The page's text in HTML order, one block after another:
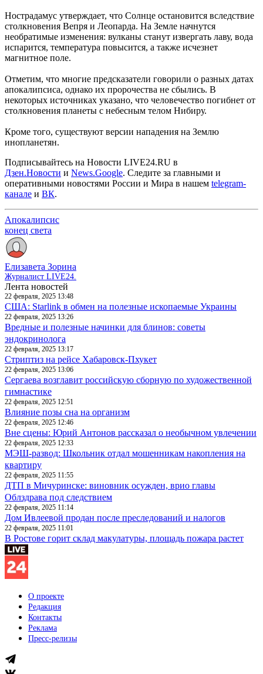
Нострадамус утверждает, что Солнце остановится вследствие
столкновения Вепря и Леопарда. На Земле начнутся
необратимые изменения: вулканы станут извергать лаву, вода
испарится, температура повысится, а также исчезнет
магнитное поле.
Отметим, что многие предсказатели говорили о разных датах
апокалипсиса, однако их пророчества не сбылись. В
некоторых источниках указано, что человечество погибнет от
столкновения планеты с небесным телом Нибиру.
Кроме того, существуют версии нападения на Землю
инопланетян.
Подписывайтесь на Новости LIVE24.RU в
Дзен.Новости и News.Google. Следите за главными и
оперативными новостями России и Мира в нашем telegram-
канале и ВК.
Апокалипсис
конец света
Елизавета Зорина
Журналист LIVE24.
Лента новостей
22 февраля, 2025 13:48
США: Starlink в обмен на полезные ископаемые Украины
22 февраля, 2025 13:26
Вредные и полезные начинки для блинов: советы
эндокринолога
22 февраля, 2025 13:17
Стриптиз на рейсе Хабаровск-Пхукет
22 февраля, 2025 13:06
Сергаева возглавит российскую сборную по художественной
гимнастике
22 февраля, 2025 12:51
Влияние позы сна на организм
22 февраля, 2025 12:46
Вне сцены: Юрий Антонов рассказал о необычном увлечении
22 февраля, 2025 12:33
МЭШ-развод: Школьник отдал мошенникам накопления на
квартиру
22 февраля, 2025 11:55
ДТП в Мичуринске: виновник осужден, врио главы
Облздрава под следствием
22 февраля, 2025 11:14
Дом Ивлеевой продан после преследований и налогов
22 февраля, 2025 11:01
В Ростове горит склад макулатуры, площадь пожара растет
О проекте
Редакция
Контакты
Реклама
Пресс-релизы